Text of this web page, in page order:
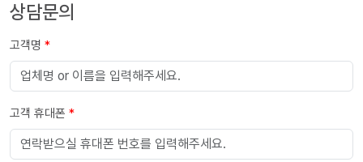
상담문의
고객명 *
고객 휴대폰 *